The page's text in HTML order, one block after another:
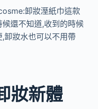
卸妝溼紙巾這款
還不知道,收到的時候
卸妝水也可以不用帶
妝新體